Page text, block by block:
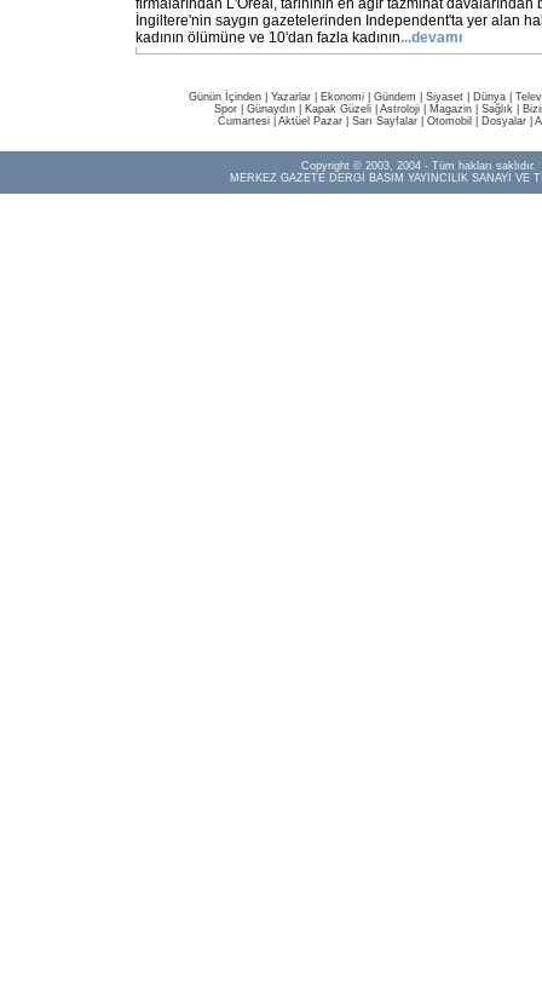
firmalarından L'Oreal, tarihinin en ağır tazminat davalarından
İngiltere'nin saygın gazetelerinden Independent'ta yer alan
kadının ölümüne ve 10'dan fazla kadının...devamı
Günün İçinden Yazarlar Ekonomi Gündem Siyaset Dünya |
Spor
Günaydın Kapak Güzeli Astroloji Magazin Sağlık
Cumartesi| Aktüel Pazar| Sarı Sayfalar| Otomobil Dosyalar|
Copyright © 2003, 2004 - Tüm hakları saklıdır.
MERKEZ GAZETE DERGİ BASIM YAYINCILIK SANAYİ VE